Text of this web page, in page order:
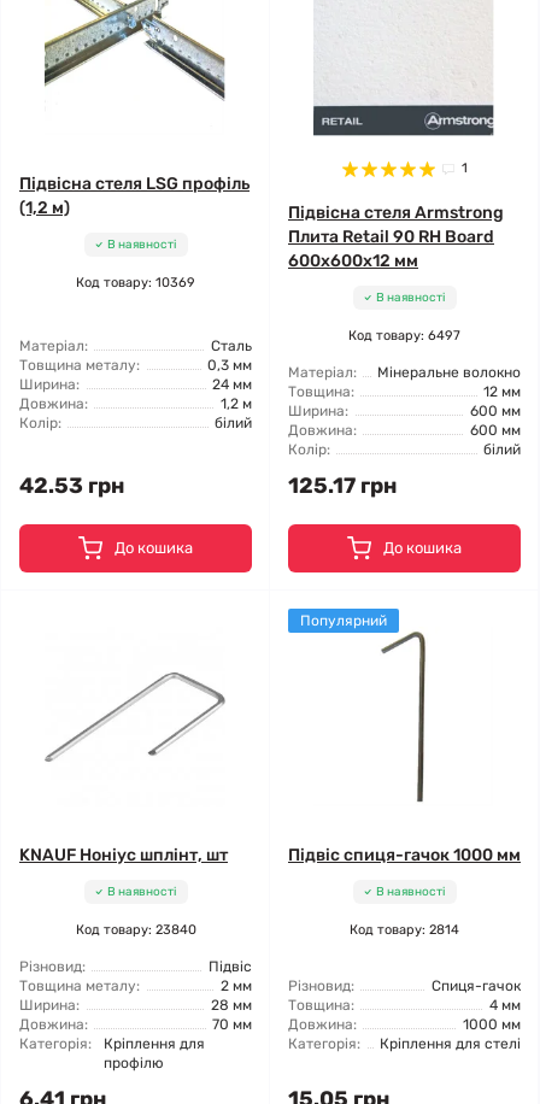
Підвісна стеля LSG профіль
(1,2 м)
В наявності
Код товару: 10369
Матеріал:
Сталь
Товщина металу:
0,3 мм
Ширина:
24 мм
Довжина:
1,2 м
Колір:
білий
42.53 грн
До кошика
1
Підвісна стеля Armstrong
Плита Retail 90 RH Board
600x600x12 мм
В наявності
Код товару: 6497
Матеріал:
Мінеральне волокно
Товщина:
12 мм
Ширина:
600 мм
Довжина:
600 мм
Колір:
білий
125.17 грн
До кошика
KNAUF Ноніус шплінт, шт
В наявності
Код товару: 23840
Різновид:
Підвіс
Товщина металу:
2 мм
Ширина:
28 мм
Довжина:
70 мм
Категорія:
Кріплення для
профілю
Популярний
Підвіс спиця-гачок 1000 мм
В наявності
Код товару: 2814
Різновид:
Спиця-гачок
Товщина:
4 мм
Довжина:
1000 мм
Категорія:
Кріплення для стелі